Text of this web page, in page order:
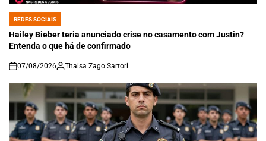
POSTED
IN
REDES SOCIAIS
Hailey Bieber teria anunciado crise no casamento com Justin?
Entenda o que há de confirmado
on
07/08/2026 Thaisa Zago Sartori